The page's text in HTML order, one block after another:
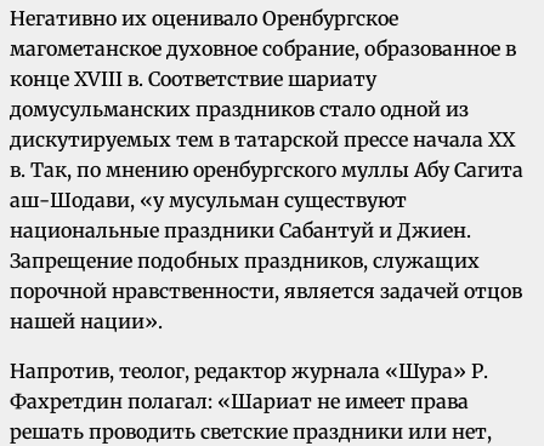
Негативно их оценивало Оренбургское
магометанское духовное собрание, образованное в
конце XVIII в. Соответствие шариату
домусульманских праздников стало одной из
дискутируемых тем в татарской прессе начала XX
в. Так, по мнению оренбургского муллы Абу Сагита
аш-Шодави, «у мусульман существуют
национальные праздники Сабантуй и Джиен.
Запрещение подобных праздников, служащих
порочной нравственности, является задачей отцов
нашей нации».
Напротив, теолог, редактор журнала «Шура» Р.
Фахретдин полагал: «Шариат не имеет права
решать проводить светские праздники или нет,